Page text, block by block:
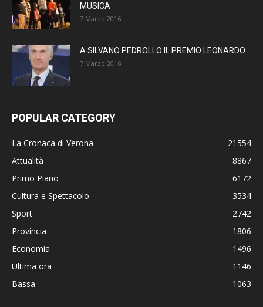
MUSICA
7 Marzo 2016
A SILVANO PEDROLLO IL PREMIO LEONARDO
7 Marzo 2016
POPULAR CATEGORY
La Cronaca di Verona
21554
Attualità
8867
Primo Piano
6172
Cultura e Spettacolo
3534
Sport
2742
Provincia
1806
Economia
1496
Ultima ora
1146
Bassa
1063